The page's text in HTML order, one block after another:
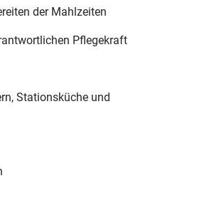
der Mahlzeiten
Pflegekraft
Stationsküche und